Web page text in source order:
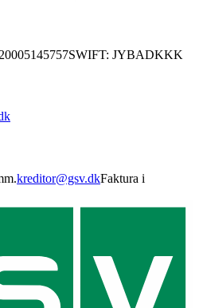
SWIFT: JYBADKKK
kreditor@gsv.dkFaktura i